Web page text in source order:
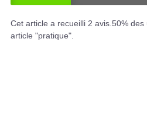
Cet article a recueilli 2 avis. 50% des
article "pratique".